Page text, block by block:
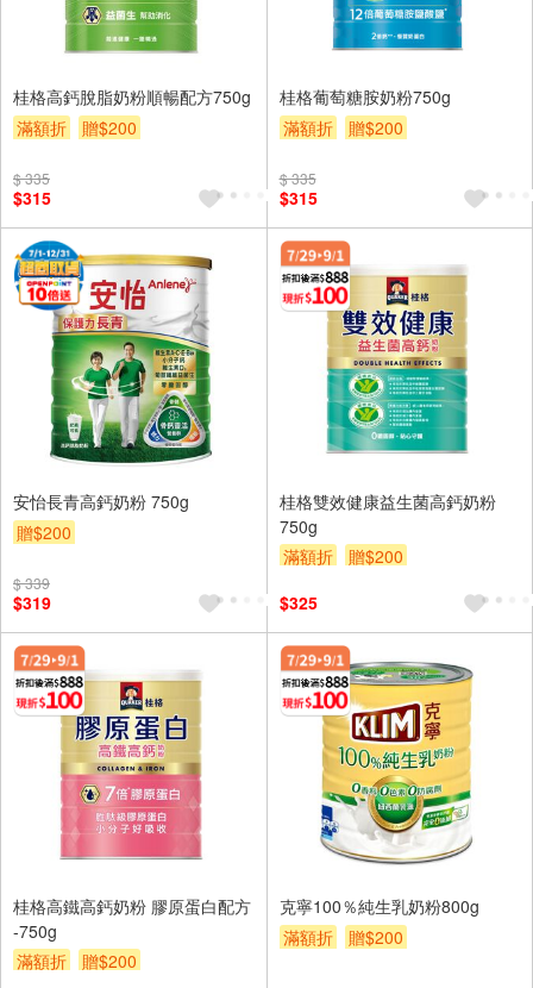
桂格高鈣脫脂奶粉順暢配方750g
滿額折
贈$200
$ 335
$315
桂格葡萄糖胺奶粉750g
滿額折
贈$200
$ 335
$315
安怡長青高鈣奶粉 750g
贈$200
$ 339
$319
桂格雙效健康益生菌高鈣奶粉
750g
滿額折
贈$200
$325
桂格高鐵高鈣奶粉 膠原蛋白配方
-750g
滿額折
贈$200
克寧100％純生乳奶粉800g
滿額折
贈$200